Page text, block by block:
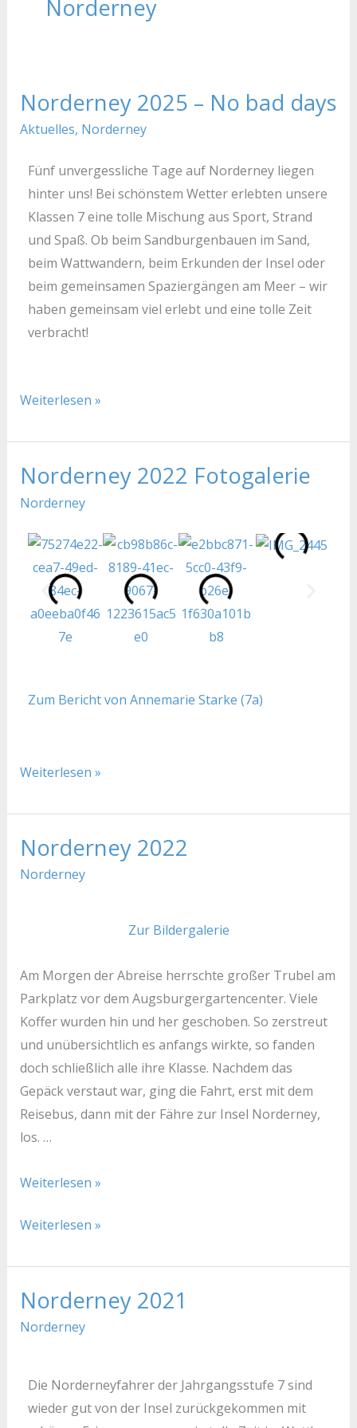
Norderney
Norderney 2025 – No bad days
Aktuelles, Norderney
Fünf unvergessliche Tage auf Norderney liegen
hinter uns! Bei schönstem Wetter erlebten unsere
Klassen 7 eine tolle Mischung aus Sport, Strand
und Spaß. Ob beim Sandburgenbauen im Sand,
beim Wattwandern, beim Erkunden der Insel oder
beim gemeinsamen Spaziergängen am Meer – wir
haben gemeinsam viel erlebt und eine tolle Zeit
verbracht!
Norderney
2025
No
bad
days
Weiterlesen »
Norderney 2022 Fotogalerie
Norderney
Zum Bericht von Annemarie Starke (7a)
Norderney
2022
Weiterlesen »
Norderney 2022
Norderney
Zur Bildergalerie
Am Morgen der Abreise herrschte großer Trubel am
Parkplatz vor dem Augsburgergartencenter. Viele
Koffer wurden hin und her geschoben. So zerstreut
und unübersichtlich es anfangs wirkte, so fanden
doch schließlich alle ihre Klasse. Nachdem das
Gepäck verstaut war, ging die Fahrt, erst mit dem
Reisebus, dann mit der Fähre zur Insel Norderney,
los. …
Norderney
2022
Weiterlesen »
Norderney
2022
Weiterlesen »
Norderney 2021
Norderney
Die Norderneyfahrer der Jahrgangsstufe 7 sind
wieder gut von der Insel zurückgekommen mit
Norderney
2021